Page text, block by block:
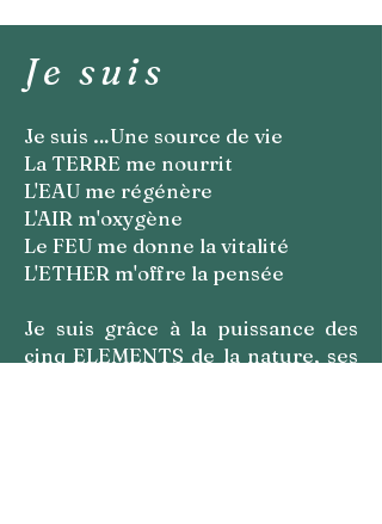
Je suis
Je suis …Une source de vie
La TERRE me nourrit
L'EAU me régénère
L'AIR m'oxygène
Le FEU me donne la vitalité
L'ETHER m'offre la pensée
Je suis grâce à la puissance des
cinq ELEMENTS de la nature, ses